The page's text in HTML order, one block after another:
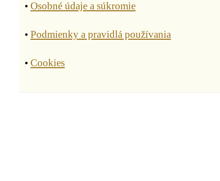
• Osobné údaje a súkromie
• Podmienky a pravidlá používania
• Cookies